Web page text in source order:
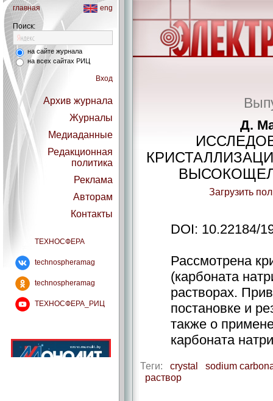
главная eng
Поиск:
на сайте журнала
на всех сайтах РИЦ
Вход
Архив журнала
Журналы
Медиаданные
Редакционная
политика
Реклама
Авторам
Контакты
ТЕХНОСФЕРА
technospheramag
technospheramag
ТЕХНОСФЕРА_РИЦ
Д.
Загрузить
DOI: 10.22184/
Рассмотрена
(карбоната
растворах.
постановке и
также о
карбоната
Теги: crystal
sodium
раствор